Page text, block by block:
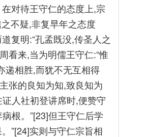
对待王守仁的态度上,宗
不疑,非复早年之态度
复明:“孔孟既没,传圣人之
看来,当为明儒王守仁:“惟
递相胜,而犹不无互相得
张的良知为知,致良知为
人社初登讲席时,便赞守
根。”[23]但王守仁后学
”[24]实则与守仁宗旨相